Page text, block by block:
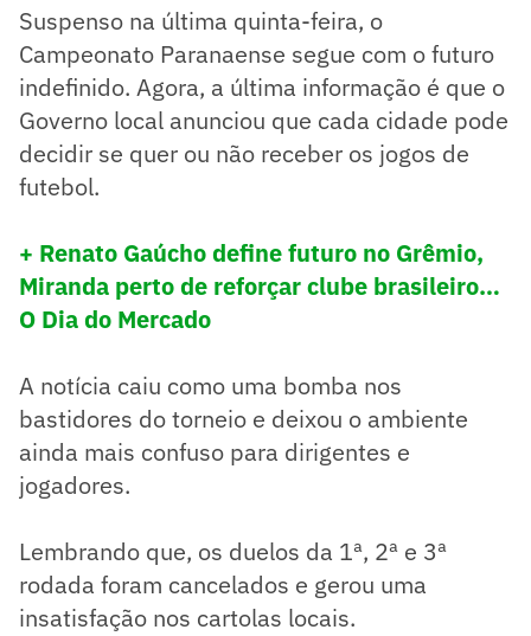
Suspenso na última quinta-feira, o
Campeonato Paranaense segue com o futuro
indefinido. Agora, a última informação é que o
Governo local anunciou que cada cidade pode
decidir se quer ou não receber os jogos de
futebol.
+ Renato Gaúcho define futuro no Grêmio,
Miranda perto de reforçar clube brasileiro…
O Dia do Mercado
A notícia caiu como uma bomba nos
bastidores do torneio e deixou o ambiente
ainda mais confuso para dirigentes e
jogadores.
Lembrando que, os duelos da 1ª, 2ª e 3ª
rodada foram cancelados e gerou uma
insatisfação nos cartolas locais.